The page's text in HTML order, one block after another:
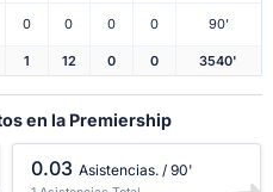
0 0 0 0 90'
1 12 0 0 3540'
en la Premiership
0.03 Asistencias. / 90'